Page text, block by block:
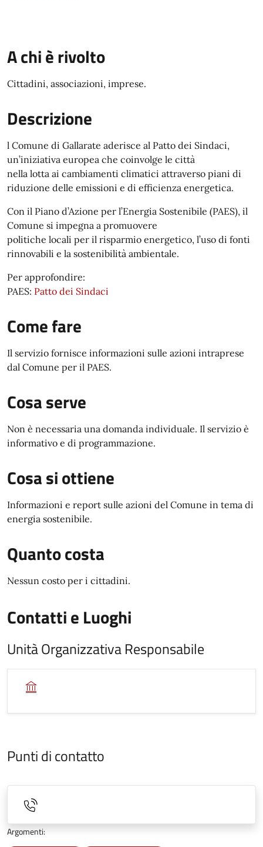
A chi è rivolto
Cittadini, associazioni, imprese.
Descrizione
l Comune di Gallarate aderisce al Patto dei Sindaci,
un’iniziativa europea che coinvolge le città
nella lotta ai cambiamenti climatici attraverso piani di
riduzione delle emissioni e di efficienza energetica.
Con il Piano d’Azione per l’Energia Sostenibile (PAES), il
Comune si impegna a promuovere
politiche locali per il risparmio energetico, l’uso di fonti
rinnovabili e la sostenibilità ambientale.
Per approfondire:
PAES: Patto dei Sindaci
Come fare
Il servizio fornisce informazioni sulle azioni intraprese
dal Comune per il PAES.
Cosa serve
Non è necessaria una domanda individuale. Il servizio è
informativo e di programmazione.
Cosa si ottiene
Informazioni e report sulle azioni del Comune in tema di
energia sostenibile.
Quanto costa
Nessun costo per i cittadini.
Contatti e Luoghi
Unità Organizzativa Responsabile
Punti di contatto
Argomenti: